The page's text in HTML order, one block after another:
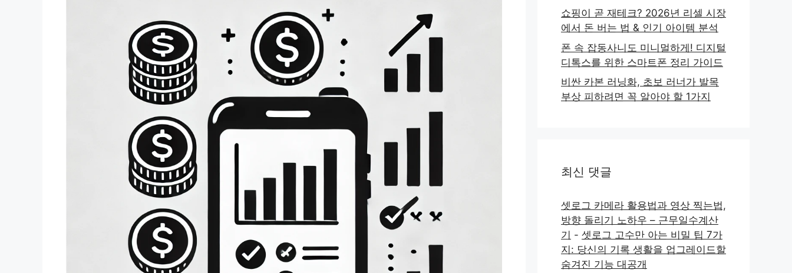
쇼핑이 곧 재테크? 2026년 리셀 시장
에서 돈 버는 법 & 인기 아이템 분석
폰 속 잡동사니도 미니멀하게! 디지털
디톡스를 위한 스마트폰 정리 가이드
비싼 카본 러닝화, 초보 러너가 발목
부상 피하려면 꼭 알아야 할 1가지
최신 댓글
셋로그 카메라 활용법과 영상 찍는법,
방향 돌리기 노하우 – 근무일수계산
기 - 셋로그 고수만 아는 비밀 팁 7가
지: 당신의 기록 생활을 업그레이드할
숨겨진 기능 대공개